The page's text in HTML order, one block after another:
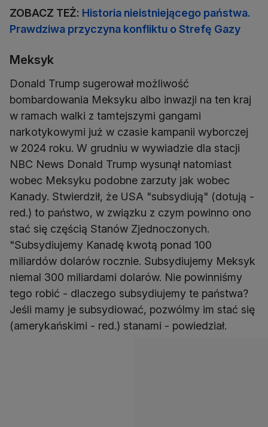
ZOBACZ TEŻ: Historia nieistniejącego państwa.
Prawdziwa przyczyna konfliktu o Strefę Gazy
Meksyk
Donald Trump sugerował możliwość
bombardowania Meksyku albo inwazji na ten kraj
w ramach walki z tamtejszymi gangami
narkotykowymi już w czasie kampanii wyborczej
w 2024 roku. W grudniu w wywiadzie dla stacji
NBC News Donald Trump wysunął natomiast
wobec Meksyku podobne zarzuty jak wobec
Kanady. Stwierdził, że USA "subsydiują" (dotują -
red.) to państwo, w związku z czym powinno ono
stać się częścią Stanów Zjednoczonych.
"Subsydiujemy Kanadę kwotą ponad 100
miliardów dolarów rocznie. Subsydiujemy Meksyk
niemal 300 miliardami dolarów. Nie powinniśmy
tego robić - dlaczego subsydiujemy te państwa?
Jeśli mamy je subsydiować, pozwólmy im stać się
(amerykańskimi - red.) stanami - powiedział.